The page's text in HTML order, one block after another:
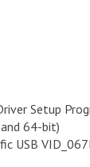
Setup
64-bit)
USB